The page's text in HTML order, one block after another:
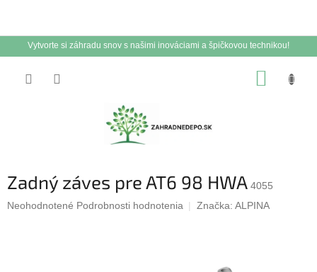
Vytvorte si záhradu snov s našimi inováciami a špičkovou technikou!
Zadný záves pre AT6 98 HWA 4055
Priemerné
Neohodnotené Podrobnosti hodnotenia Značka: ALPINA